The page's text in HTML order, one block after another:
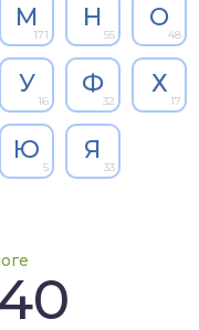
М
171
Н
55
О
48
У
16
Ф
32
Х
17
Ю
5
Я
33